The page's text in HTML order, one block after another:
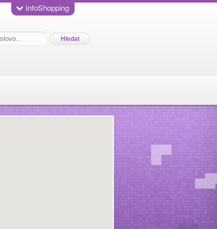
InfoShopping